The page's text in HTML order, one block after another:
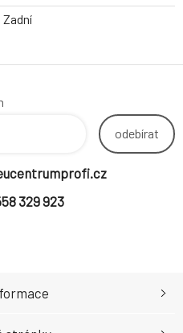
Zadní
odebírat
329 923